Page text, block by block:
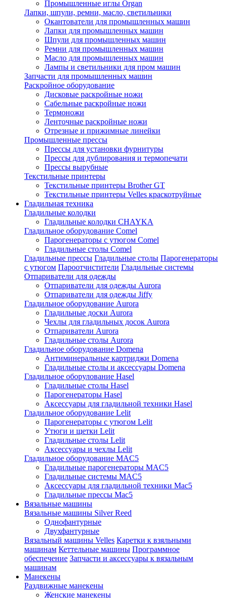
Промышленные иглы Organ
Лапки, шпули, ремни, масло, светильники
Окантователи для промышленных машин
Лапки для промышленных машин
Шпули для промышленных машин
Ремни для промышленных машин
Масло для промышленных машин
Лампы и светильники для пром машин
Запчасти для промышленных машин
Раскройное оборудование
Дисковые раскройные ножи
Сабельные раскройные ножи
Термоножи
Ленточные раскройные ножи
Отрезные и прижимные линейки
Промышленные прессы
Прессы для установки фурнитуры
Прессы для дублирования и термопечати
Прессы вырубные
Текстильные принтеры
Текстильные принтеры Brother GT
Текстильные принтеры Velles краскотруйные
Гладильная техника
Гладильные колодки
Гладильные колодки CHAYKA
Гладильное оборудование Comel
Парогенераторы с утюгом Comel
Гладильные столы Comel
Гладильные прессы Гладильные столы Парогенераторы
с утюгом Пароотчистители Гладильные системы
Отпариватели для одежды
Отпариватели для одежды Aurora
Отпариватели для одежды Jiffy
Гладильное оборудование Aurora
Гладильные доски Aurora
Чехлы для гладильных досок Aurora
Отпариватели Aurora
Гладильные столы Aurora
Гладильное оборудование Domena
Антиминеральные картриджи Domena
Гладильные столы и аксессуары Domena
Гладильное оборулование Hasel
Гладильные столы Hasel
Парогенераторы Hasel
Аксессуары для гладильной техники Hasel
Гладильное оборудование Lelit
Парогенераторы с утюгом Lelit
Утюги и щетки Lelit
Гладильные столы Lelit
Аксессуары и чехлы Lelit
Гладильное оборудование MAC5
Гладильные парогенераторы MAC5
Гладильные системы MAC5
Аксессуары для гладильной техники Mac5
Гладильные прессы Mac5
Вязальные машины
Вязальные машины Silver Reed
Однофантурные
Двухфантурные
Вязальный машины Velles Каретки к взяльными
машинам Кеттельные машины Программное
обеспечение Запчасти и аксессуары к вязальным
машинам
Манекены
Раздвижные манекены
Женские манекены